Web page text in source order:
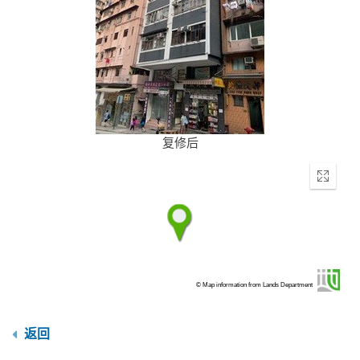
复修后
Enter
© Map information from Lands Department
返回